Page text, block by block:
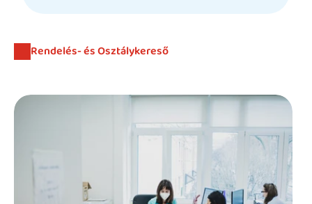
Szülőknek
HEIM Akadémia
Rendelés- és Osztálykereső